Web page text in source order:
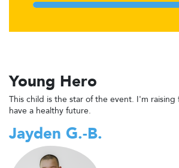
Young Hero
This child is the star of the event. I'm raising
have a healthy future.
Jayden G.-B.